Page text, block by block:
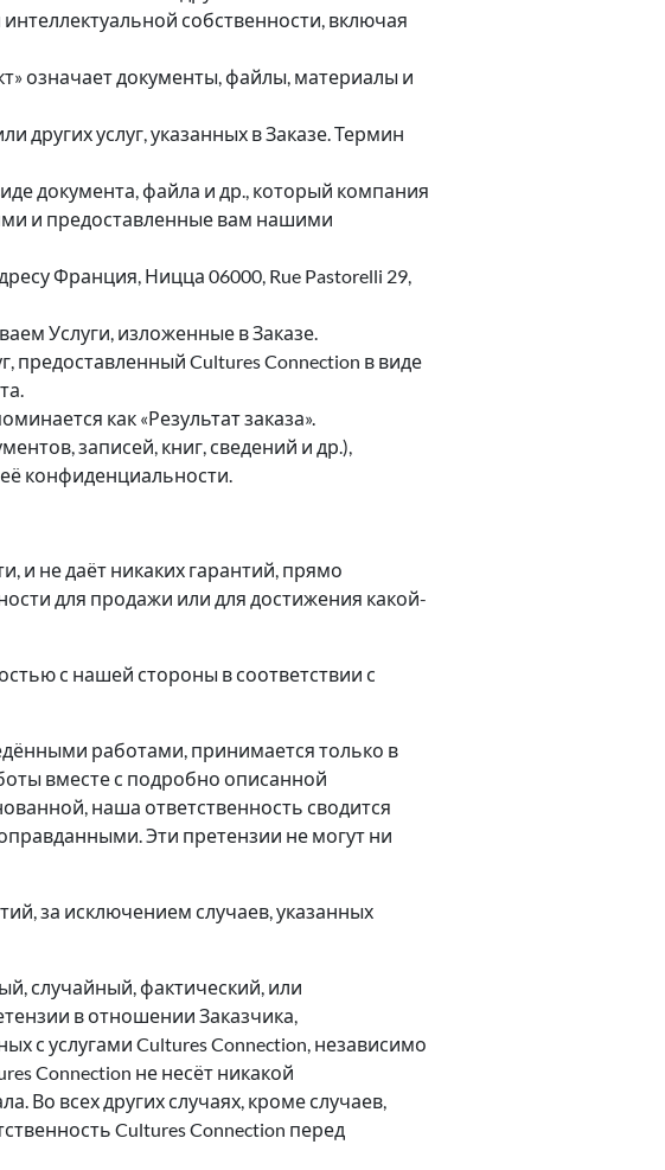
собственности, включая
означает документы, файлы, материалы и
других услуг, указанных в Заказе. Термин
документа, файла и др., который компания
и предоставленные вам нашими
Франция, Ницца 06000, Rue Pastorelli 29,
Услуги, изложенные в Заказе.
предоставленный Cultures Connection в виде
как «Результат заказа».
записей, книг, сведений и др.),
конфиденциальности.
и не даёт никаких гарантий, прямо
для продажи или для достижения какой-
с нашей стороны в соответствии с
работами, принимается только в
вместе с подробно описанной
наша ответственность сводится
Эти претензии не могут ни
за исключением случаев, указанных
случайный, фактический, или
в отношении Заказчика,
с услугами Cultures Connection, независимо
Connection не несёт никакой
Во всех других случаях, кроме случаев,
Cultures Connection перед